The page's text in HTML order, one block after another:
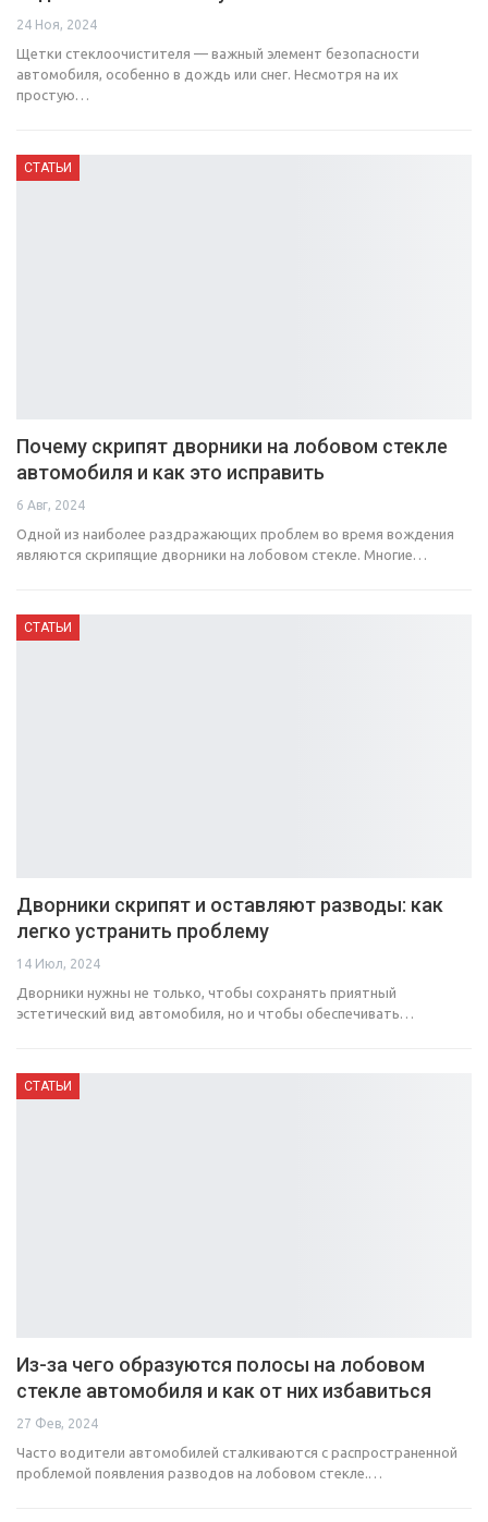
24 Ноя, 2024
Щетки стеклоочистителя — важный элемент безопасности
автомобиля, особенно в дождь или снег. Несмотря на их
простую…
СТАТЬИ
Почему скрипят дворники на лобовом стекле
автомобиля и как это исправить
6 Авг, 2024
Одной из наиболее раздражающих проблем во время вождения
являются скрипящие дворники на лобовом стекле. Многие…
СТАТЬИ
Дворники скрипят и оставляют разводы: как
легко устранить проблему
14 Июл, 2024
Дворники нужны не только, чтобы сохранять приятный
эстетический вид автомобиля, но и чтобы обеспечивать…
СТАТЬИ
Из-за чего образуются полосы на лобовом
стекле автомобиля и как от них избавиться
27 Фев, 2024
Часто водители автомобилей сталкиваются с распространенной
проблемой появления разводов на лобовом стекле.…